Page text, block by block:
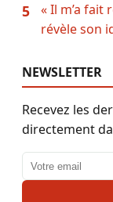
5
« Il m’a fait
révèle son
NEWSLETTER
Recevez les
directement
Adresse email